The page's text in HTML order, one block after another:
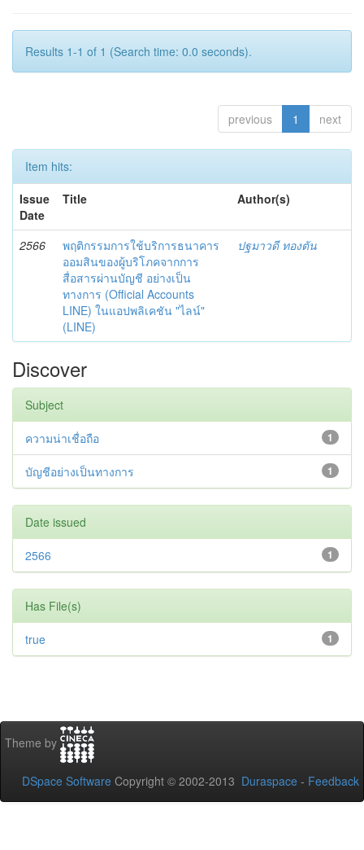
Results 1-1 of 1 (Search time: 0.0 seconds).
previous 1 next
Item hits:
Issue
Date
Title Author(s)
2566
พฤติกรรมการใช้บริการธนาคาร
ออมสินของผู้บริโภคจากการ
สื่อสารผ่านบัญชี อย่างเป็น
ทางการ (Official Accounts
LINE) ในแอปพลิเคชัน "ไลน์"
(LINE)
ปฐมาวดี ทองตัน
Discover
Subject
1
ความน่าเชื่อถือ
1
บัญชีอย่างเป็นทางการ
Date issued
1
2566
Has File(s)
1
true
Theme by
DSpace Software Copyright © 2002-2013 Duraspace - Feedback